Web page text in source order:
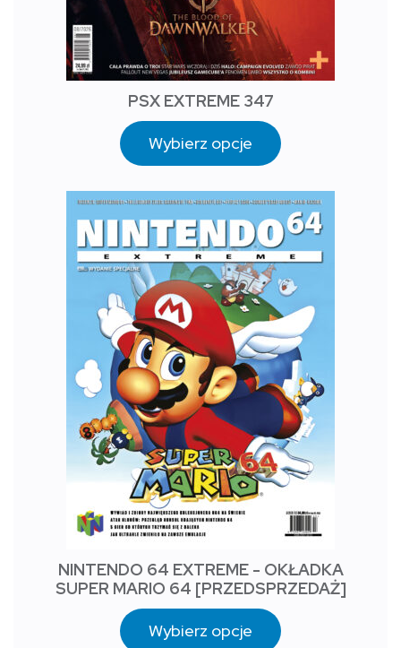
PSX EXTREME 347
Wybierz opcje
NINTENDO 64 EXTREME - OKŁADKA
SUPER MARIO 64 [PRZEDSPRZEDAŻ]
Wybierz opcje